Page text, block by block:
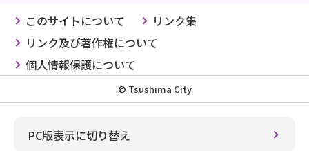
このサイトについて
リンク集
リンク及び著作権について
個人情報保護について
© Tsushima City
PC版表示に切り替え